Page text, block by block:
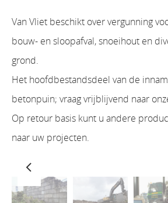
Van Vliet beschikt over vergunning
bouw- en sloopafval, snoeihout en
grond.
Het hoofdbestandsdeel van de
betonpuin; vraag vrijblijvend naar
Op retour basis kunt u andere
naar uw projecten.